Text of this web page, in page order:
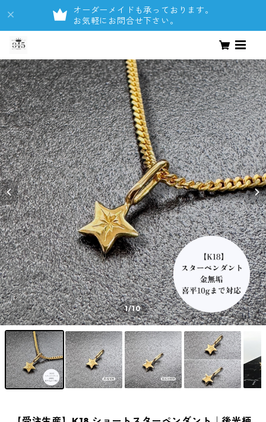
オーダーメイドも承っております。
お気軽にお問合せ下さい。
1/10